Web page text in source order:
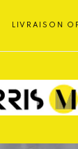
OFFERTE